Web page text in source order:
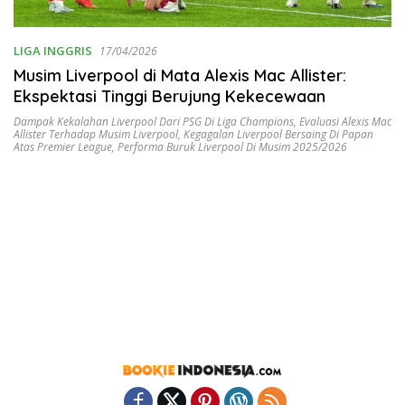
LIGA INGGRIS 17/04/2026
Musim Liverpool di Mata Alexis Mac Allister:
Ekspektasi Tinggi Berujung Kekecewaan
Dampak Kekalahan Liverpool Dari PSG Di Liga Champions, Evaluasi Alexis Mac
Allister Terhadap Musim Liverpool, Kegagalan Liverpool Bersaing Di Papan
Atas Premier League, Performa Buruk Liverpool Di Musim 2025/2026